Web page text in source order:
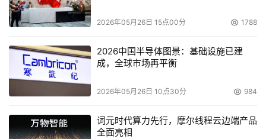
2026年05月26日 15点00分 1788
2026中国半导体图景：基础设施已建
成，全球市场再平衡
2026年05月26日 10点30分 984
词元时代算力先行，摩尔线程云边端产品
全面亮相